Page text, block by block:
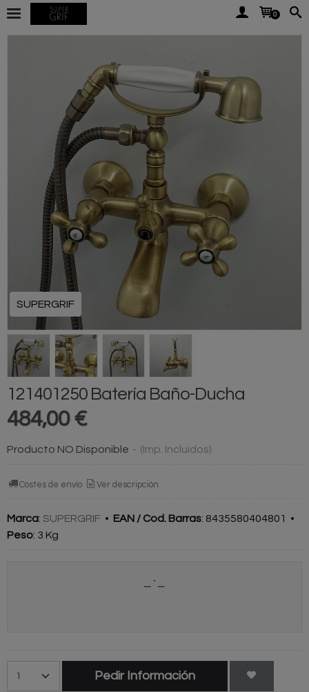
0
SUPERGRIF
121401250 Batería Baño-Ducha
484,00 €
Producto NO Disponible - (Imp. Incluidos)
Costes de envío Ver descripción
Marca: SUPERGRIF • EAN / Cod. Barras: 8435580404801
•
Peso: 3 Kg
Pedir Información